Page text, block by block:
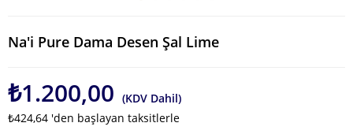
Na'i Pure Dama Desen Şal Lime
₺1.200,00 (KDV Dahil)
₺424,64 'den başlayan taksitlerle